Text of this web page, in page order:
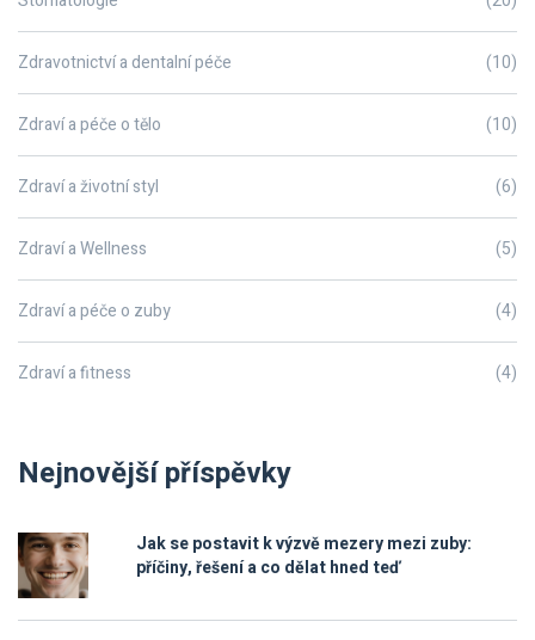
Zdravotnictví a dentalní péče (10)
Zdraví a péče o tělo (10)
Zdraví a životní styl (6)
Zdraví a Wellness (5)
Zdraví a péče o zuby (4)
Zdraví a fitness (4)
Nejnovější příspěvky
Jak se postavit k výzvě mezery mezi zuby:
příčiny, řešení a co dělat hned teď